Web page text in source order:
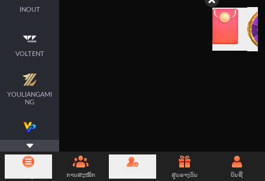
INOUT
VOLTENT
YOULIANGAMI
NG
VERTEXPLAY
ການສະໝັກ ສູນລາງວັນ ບັນຊີ